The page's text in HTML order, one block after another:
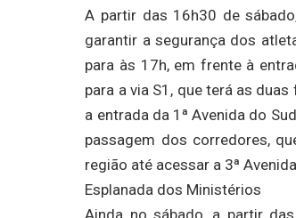
A partir das 16h30 de
garantir a segurança dos
para às 17h, em frente à
para a via S1, que terá as
a entrada da 1ª Avenida do
passagem dos corredores,
região até acessar a 3ª
Esplanada dos Ministérios
Ainda no sábado, a partir